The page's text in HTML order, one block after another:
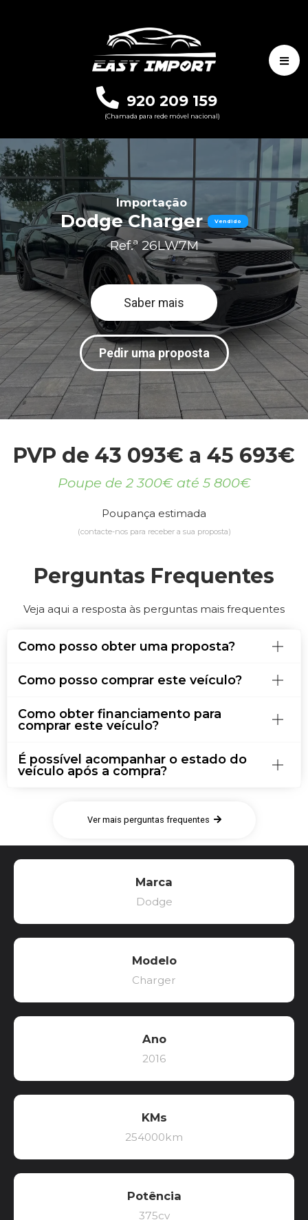
920 209 159
(Chamada para rede móvel nacional)
Importação
Dodge Charger Vendido
Ref.ª 26LW7M
Saber mais
Pedir uma proposta
PVP de 43 093€ a 45 693€
Poupe de 2 300€ até 5 800€
Poupança estimada
(contacte-nos para receber a sua proposta)
Perguntas Frequentes
Veja aqui a resposta às perguntas mais frequentes
Como posso obter uma proposta?
Como posso comprar este veículo?
Como obter financiamento para
comprar este veículo?
É possível acompanhar o estado do
veículo após a compra?
Ver mais perguntas frequentes
Marca
Dodge
Modelo
Charger
Ano
2016
KMs
254000km
Potência
375cv